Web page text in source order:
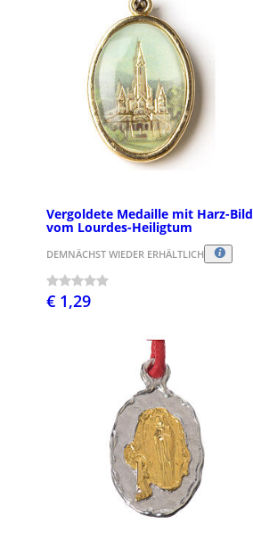
Vergoldete Medaille mit Harz-Bild
vom Lourdes-Heiligtum
DEMNÄCHST WIEDER ERHÄLTLICH
€ 1,29